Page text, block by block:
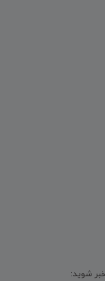
شوید: